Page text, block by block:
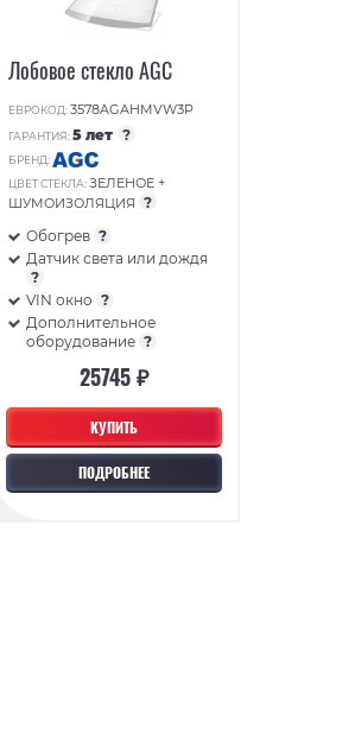
КУПИТЬ
ПОДРОБНЕЕ
Лобовое стекло AGC
ЕВРОКОД:3578AGAHMVW3P
ГАРАНТИЯ:5 лет ?
БРЕНД:
ЦВЕТ СТЕКЛА:ЗЕЛЕНОЕ +
ШУМОИЗОЛЯЦИЯ ?
Обогрев ?
Датчик света или дождя
?
VIN окно ?
Дополнительное
оборудование ?
25745 ₽